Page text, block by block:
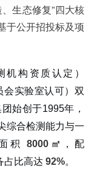
、科研数据、诊
、地方标准、国
生态修复”四大核
于公开招投标及项
机构资质认定）
会实验室认可）双
始创于1995年，
综合检测能力与一
面积8000㎡
，配
占比高达 92%。